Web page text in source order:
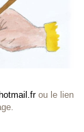
ou le lien